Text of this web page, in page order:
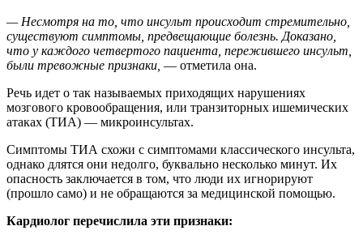
— Несмотря на то, что инсульт происходит стремительно,
существуют симптомы, предвещающие болезнь. Доказано,
что у каждого четвертого пациента, пережившего инсульт,
были тревожные признаки, — отметила она.
Речь идет о так называемых приходящих нарушениях
мозгового кровообращения, или транзиторных ишемических
атаках (ТИА) — микроинсультах.
Симптомы ТИА схожи с симптомами классического инсульта,
однако длятся они недолго, буквально несколько минут. Их
опасность заключается в том, что люди их игнорируют
(прошло само) и не обращаются за медицинской помощью.
Кардиолог перечислила эти признаки: